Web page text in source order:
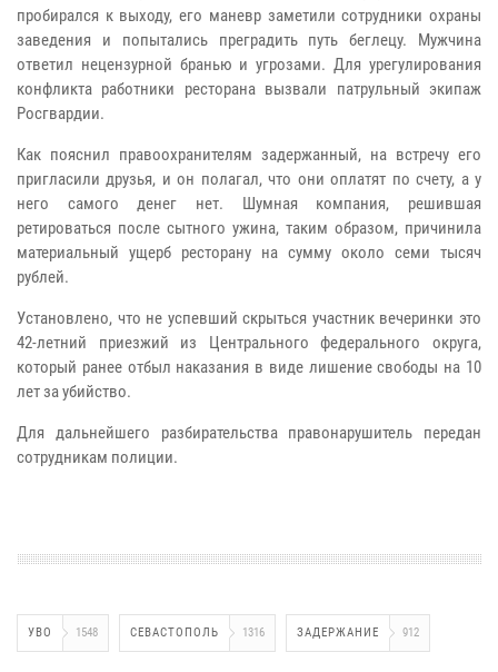
пробирался к выходу, его маневр заметили сотрудники охраны
заведения и попытались преградить путь беглецу. Мужчина
ответил нецензурной бранью и угрозами. Для урегулирования
конфликта работники ресторана вызвали патрульный экипаж
Росгвардии.
Как пояснил правоохранителям задержанный, на встречу его
пригласили друзья, и он полагал, что они оплатят по счету, а у
него самого денег нет. Шумная компания, решившая
ретироваться после сытного ужина, таким образом, причинила
материальный ущерб ресторану на сумму около семи тысяч
рублей.
Установлено, что не успевший скрыться участник вечеринки это
42-летний приезжий из Центрального федерального округа,
который ранее отбыл наказания в виде лишение свободы на 10
лет за убийство.
Для дальнейшего разбирательства правонарушитель передан
сотрудникам полиции.
УВО 1548 СЕВАСТОПОЛЬ 1316 ЗАДЕРЖАНИЕ 912